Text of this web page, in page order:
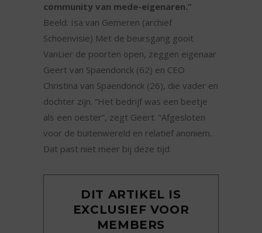
community van mede-eigenaren.”
Beeld: Isa van Gemeren (archief
Schoenvisie) Met de beursgang gooit
VanLier de poorten open, zeggen eigenaar
Geert van Spaendonck (62) en CEO
Christina van Spaendonck (26), die vader en
dochter zijn. “Het bedrijf was een beetje
als een oester”, zegt Geert. “Afgesloten
voor de buitenwereld en relatief anoniem.
Dat past niet meer bij deze tijd.
DIT ARTIKEL IS
EXCLUSIEF VOOR
MEMBERS